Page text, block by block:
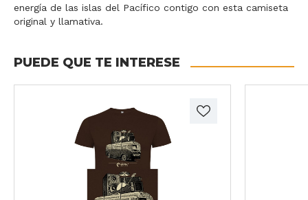
energía de las islas del Pacífico contigo con esta camiseta
original y llamativa.
PUEDE QUE TE INTERESE